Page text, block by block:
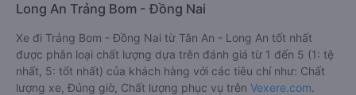
Long An Trảng Bom - Đồng Nai
Xe đi Trảng Bom - Đồng Nai từ Tân An - Long An tốt nhất
được phân loại chất lượng dựa trên đánh giá từ 1 đến 5 (1: tệ
nhất, 5: tốt nhất) của khách hàng với các tiêu chí như: Chất
lượng xe, Đúng giờ, Chất lượng phục vụ trên Vexere.com.